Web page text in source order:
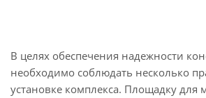
В целях обеспечения надежности
необходимо соблюдать несколько
установке комплекса. Площадку для